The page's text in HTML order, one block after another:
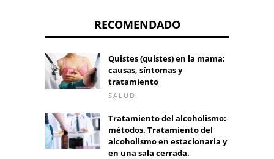
RECOMENDADO
Quistes (quistes) en la mama:
causas, síntomas y
tratamiento
SALUD
Tratamiento del alcoholismo:
métodos. Tratamiento del
alcoholismo en estacionaria y
en una sala cerrada.